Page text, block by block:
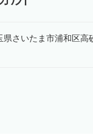
県さいたま市浦和区